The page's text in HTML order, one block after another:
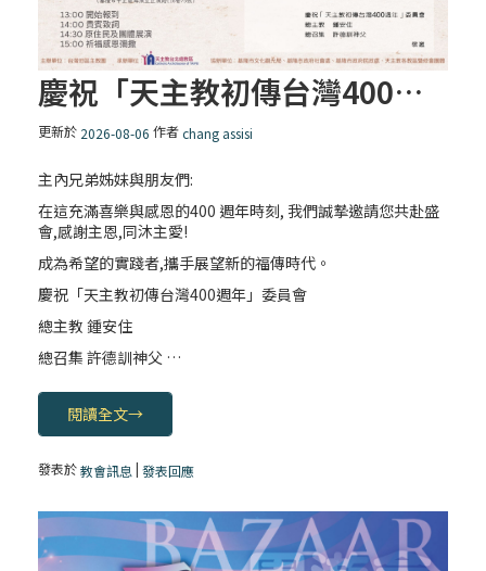
慶祝「天主教初傳台灣400週年」和平出發
更新於 2026-08-06 作者chang assisi
主內兄弟姊妹與朋友們:
在這充滿喜樂與感恩的400 週年時刻, 我們誠摯邀請您共赴盛
會,感謝主恩,同沐主愛!
成為希望的實踐者,攜手展望新的福傳時代。
慶祝「天主教初傳台灣400週年」委員會
總主教 鍾安住
總召集 許德訓神父 …
閱讀全文→
發表於教會訊息|發表回應